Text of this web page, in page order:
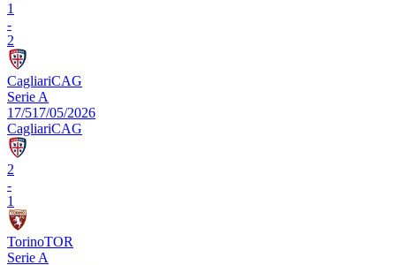
1
-
2
CagliariCAG
Serie A
17/517/05/2026
CagliariCAG
2
-
1
TorinoTOR
Serie A